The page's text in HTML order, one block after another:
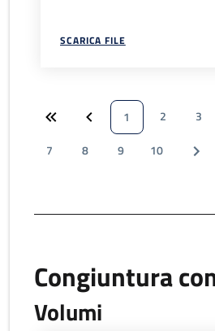
SCARICA FILE
1 2 3
7
8 9 10
Congiuntura
Volumi